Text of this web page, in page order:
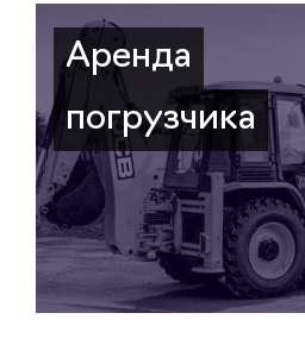
Аренда
погрузчика